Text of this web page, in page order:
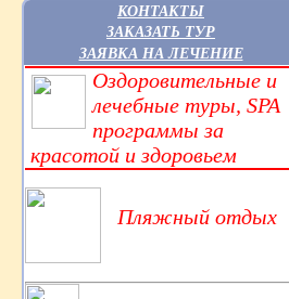
КОНТАКТЫ
ЗАКАЗАТЬ ТУР
ЗАЯВКА НА ЛЕЧЕНИЕ
Оздоровительные и
лечебные туры, SPA
программы за
красотой и здоровьем
Пляжный отдых